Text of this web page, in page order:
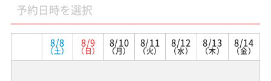
予約日時を選択
8/8
（土）
8/9
（日）
8/10
（月）
8/11
（火）
8/12
（水）
8/13
（木）
8/14
（金）